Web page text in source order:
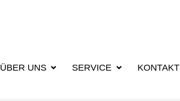
ÜBER UNS SERVICE KONTAKT